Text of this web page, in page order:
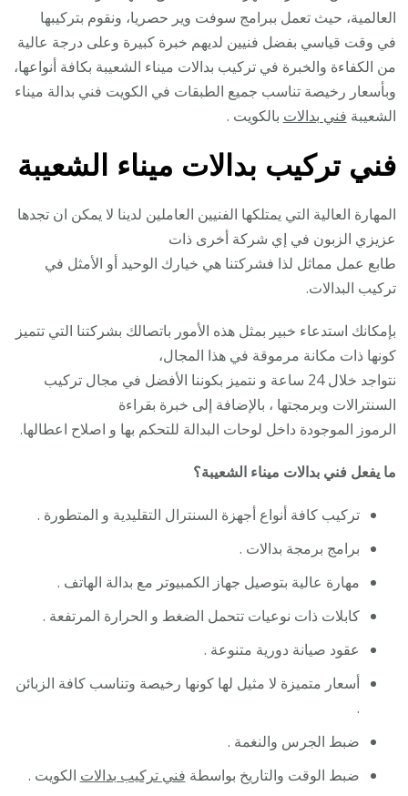
العالمية، حيث تعمل ببرامج سوفت وير حصريا، ونقوم بتركيبها
في وقت قياسي بفضل فنيين لديهم خبرة كبيرة وعلى درجة عالية
من الكفاءة والخبرة في تركيب بدالات ميناء الشعيبة بكافة أنواعها،
وبأسعار رخيصة تناسب جميع الطبقات في الكويت فني بدالة ميناء
الشعيبة فني بدالات بالكويت .
فني تركيب بدالات ميناء الشعيبة
المهارة العالية التي يمتلكها الفنيين العاملين لدينا لا يمكن ان تجدها
عزيزي الزبون في إي شركة أخرى ذات
طابع عمل مماثل لذا فشركتنا هي خيارك الوحيد أو الأمثل في
تركيب البدالات.
بإمكانك استدعاء خبير بمثل هذه الأمور باتصالك بشركتنا التي تتميز
كونها ذات مكانة مرموقة في هذا المجال،
نتواجد خلال 24 ساعة و نتميز بكوننا الأفضل في مجال تركيب
السنترالات وبرمجتها ، بالإضافة إلى خبرة بقراءة
الرموز الموجودة داخل لوحات البدالة للتحكم بها و اصلاح اعطالها.
ما يفعل فني بدالات ميناء الشعيبة؟
تركيب كافة أنواع أجهزة السنترال التقليدية و المتطورة .
برامج برمجة بدالات .
مهارة عالية بتوصيل جهاز الكمبيوتر مع بدالة الهاتف .
كابلات ذات نوعيات تتحمل الضغط و الحرارة المرتفعة .
عقود صيانة دورية متنوعة .
أسعار متميزة لا مثيل لها كونها رخيصة وتناسب كافة الزبائن
.
ضبط الجرس والنغمة .
ضبط الوقت والتاريخ بواسطة فني تركيب بدالات الكويت .